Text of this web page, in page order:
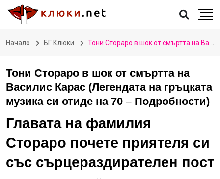
Начало БГ Клюки Тони Стораро в шок от смъртта на Василис Карас (Легендата на гръцката музика си отиде на 70 – Подробности)
Тони Стораро в шок от смъртта на
Василис Карас (Легендата на гръцката
музика си отиде на 70 – Подробности)
Главата на фамилия
Стораро почете приятеля си
със сърцераздирателен пост